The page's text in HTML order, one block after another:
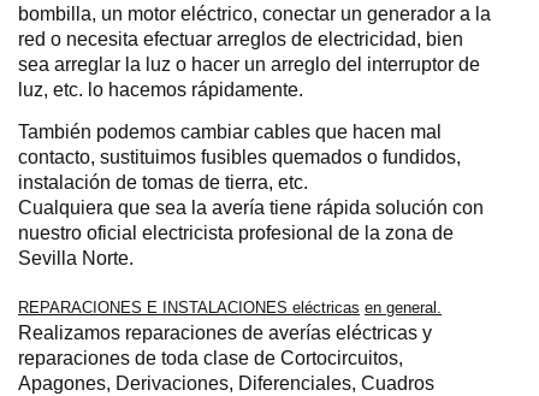
bombilla, un motor eléctrico, conectar un generador a la
red o necesita efectuar arreglos de electricidad, bien
sea arreglar la luz o hacer un arreglo del interruptor de
luz, etc. lo hacemos rápidamente.
También podemos cambiar cables que hacen mal
contacto, sustituimos fusibles quemados o fundidos,
instalación de tomas de tierra, etc.
Cualquiera que sea la avería tiene rápida solución con
nuestro oficial electricista profesional de la zona de
Sevilla Norte.
REPARACIONES E INSTALACIONES eléctricas en general.
Realizamos reparaciones de averías eléctricas y
reparaciones de toda clase de Cortocircuitos,
Apagones, Derivaciones, Diferenciales, Cuadros